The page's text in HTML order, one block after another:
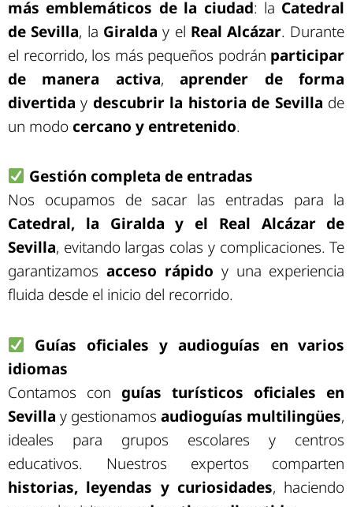
más emblemáticos de la ciudad: la Catedral
de Sevilla, la Giralda y el Real Alcázar. Durante
el recorrido, los más pequeños podrán participar
de manera activa,aprender de forma
divertida y descubrir la historia de Sevilla de
un modo cercano y entretenido.
Gestión completa de entradas
Nos ocupamos de sacar las entradas para la
Catedral, la Giralda y el Real Alcázar de
Sevilla, evitando largas colas y complicaciones. Te
garantizamos acceso rápido y una experiencia
fluida desde el inicio del recorrido.
Guías oficiales y audioguías en varios
idiomas
Contamos con guías turísticos oficiales en
Sevilla y gestionamosaudioguías multilingües,
ideales para grupos escolares y centros
educativos. Nuestros expertos comparten
historias, leyendas y curiosidades, haciendo